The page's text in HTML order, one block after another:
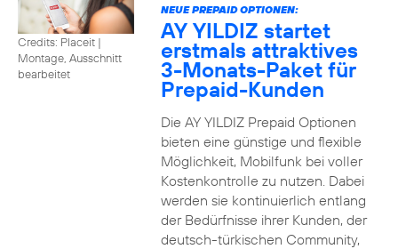
Credits: Placeit |
Montage, Ausschnitt
bearbeitet
NEUE PREPAID OPTIONEN:
AY YILDIZ startet
erstmals attraktives
3-Monats-Paket für
Prepaid-Kunden
Die AY YILDIZ Prepaid Optionen
bieten eine günstige und flexible
Möglichkeit, Mobilfunk bei voller
Kostenkontrolle zu nutzen. Dabei
werden sie kontinuierlich entlang
der Bedürfnisse ihrer Kunden, der
deutsch-türkischen Community,